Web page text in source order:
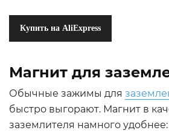
Купить на AliExpress
Магнит для
Обычные зажимы для
быстро выгорают. Магнит в
заземлителя намного